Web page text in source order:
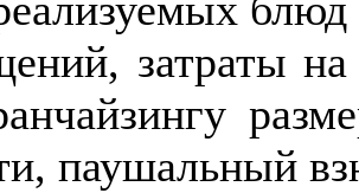
затраты
паушальный